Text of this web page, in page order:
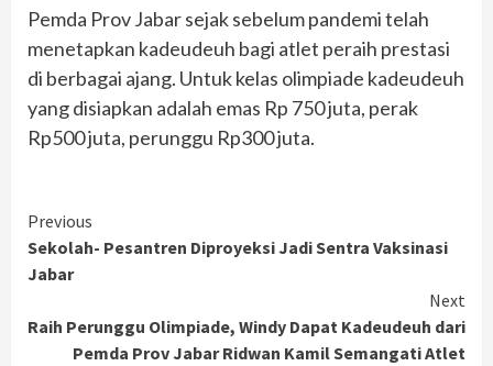
Pemda Prov Jabar sejak sebelum pandemi telah
menetapkan kadeudeuh bagi atlet peraih prestasi
di berbagai ajang. Untuk kelas olimpiade kadeudeuh
yang disiapkan adalah emas Rp 750 juta, perak
Rp500 juta, perunggu Rp300 juta.
Continue
Reading
Previous
Sekolah- Pesantren Diproyeksi Jadi Sentra Vaksinasi
Jabar
Next
Raih Perunggu Olimpiade, Windy Dapat Kadeudeuh dari
Pemda Prov Jabar Ridwan Kamil Semangati Atlet